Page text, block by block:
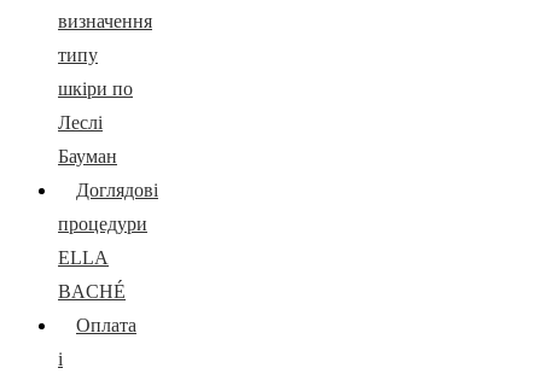
визначення
типу
шкіри по
Леслі
Бауман
Доглядові
процедури
ELLA
BACHÉ
Оплата
і